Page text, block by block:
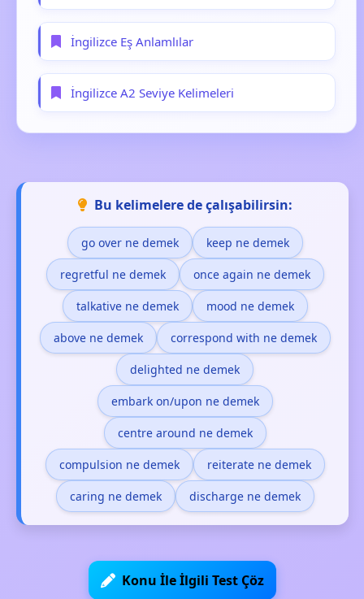
İngilizce Eş Anlamlılar
İngilizce A2 Seviye Kelimeleri
Bu kelimelere de çalışabilirsin:
go over ne demek keep ne demek
regretful ne demek once again ne demek
talkative ne demek mood ne demek
above ne demek correspond with ne demek
delighted ne demek
embark on/upon ne demek
centre around ne demek
compulsion ne demek reiterate ne demek
caring ne demek discharge ne demek
Konu İle İlgili Test Çöz